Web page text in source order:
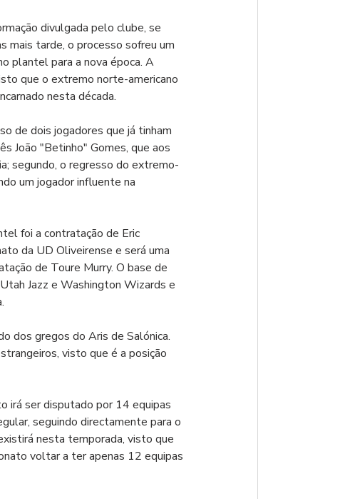
divulgada pelo clube, se
mais tarde, o processo sofreu um
plantel para a nova época. A
que o extremo norte-americano
nesta década.
de dois jogadores que já tinham
João "Betinho" Gomes, que aos
segundo, o regresso do extremo-
um jogador influente na
foi a contratação de Eric
da UD Oliveirense e será uma
de Toure Murry. O base de
Jazz e Washington Wizards e
dos gregos do Aris de Salónica.
visto que é a posição
irá ser disputado por 14 equipas
seguindo directamente para o
nesta temporada, visto que
voltar a ter apenas 12 equipas